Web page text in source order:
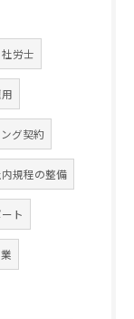
社労士
グ契約
規程の整備
ト